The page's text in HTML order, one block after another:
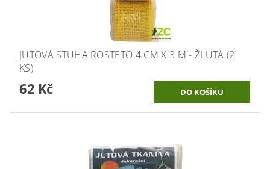
JUTOVÁ STUHA ROSTETO 4 CM X 3 M - ŽLUTÁ (2
KS)
62 Kč